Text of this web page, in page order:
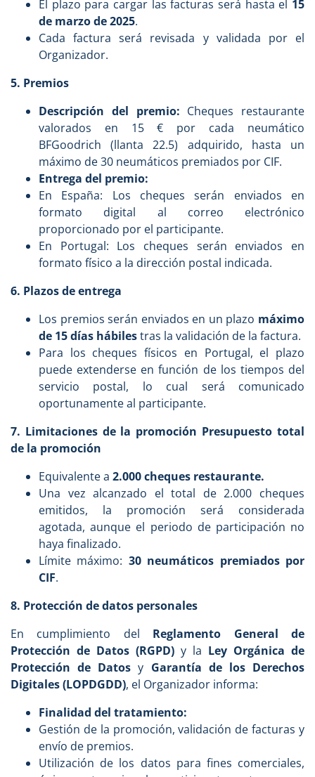
El plazo para cargar las facturas será hasta el 15
de marzo de 2025.
Cada factura será revisada y validada por el
Organizador.
5. Premios
Descripción del premio: Cheques restaurante
valorados en 15 € por cada neumático
BFGoodrich (llanta 22.5) adquirido, hasta un
máximo de 30 neumáticos premiados por CIF.
Entrega del premio:
En España: Los cheques serán enviados en
formato digital al correo electrónico
proporcionado por el participante.
En Portugal: Los cheques serán enviados en
formato físico a la dirección postal indicada.
6. Plazos de entrega
Los premios serán enviados en un plazo máximo
de 15 días hábilestras la validación de la factura.
Para los cheques físicos en Portugal, el plazo
puede extenderse en función de los tiempos del
servicio postal, lo cual será comunicado
oportunamente al participante.
7. Limitaciones de la promoción Presupuesto total
de la promoción
Equivalente a 2.000 cheques restaurante.
Una vez alcanzado el total de 2.000 cheques
emitidos, la promoción será considerada
agotada, aunque el periodo de participación no
haya finalizado.
Límite máximo: 30 neumáticos premiados por
CIF.
8. Protección de datos personales
En cumplimiento del Reglamento General de
Protección de Datos (RGPD) y la Ley Orgánica de
Protección de Datos y Garantía de los Derechos
Digitales (LOPDGDD), el Organizador informa:
Finalidad del tratamiento:
Gestión de la promoción, validación de facturas y
envío de premios.
Utilización de los datos para fines comerciales,